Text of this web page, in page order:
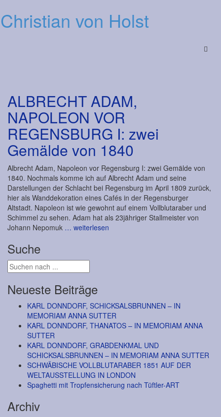
Christian von Holst
Menu
ALBRECHT ADAM,
NAPOLEON VOR
REGENSBURG I: zwei
Gemälde von 1840
Albrecht Adam, Napoleon vor Regensburg I: zwei Gemälde von
1840. Nochmals komme ich auf Albrecht Adam und seine
Darstellungen der Schlacht bei Regensburg im April 1809 zurück,
hier als Wanddekoration eines Cafés in der Regensburger
Altstadt. Napoleon ist wie gewohnt auf einem Vollblutaraber und
Schimmel zu sehen. Adam hat als 23jähriger Stallmeister von
Johann Nepomuk … weiterlesen
Suche
Neueste Beiträge
KARL DONNDORF, SCHICKSALSBRUNNEN – IN
MEMORIAM ANNA SUTTER
KARL DONNDORF, THANATOS – IN MEMORIAM ANNA
SUTTER
KARL DONNDORF, GRABDENKMAL UND
SCHICKSALSBRUNNEN – IN MEMORIAM ANNA SUTTER
SCHWÄBISCHE VOLLBLUTARABER 1851 AUF DER
WELTAUSSTELLUNG IN LONDON
Spaghetti mit Tropfensicherung nach Tüftler-ART
Archiv